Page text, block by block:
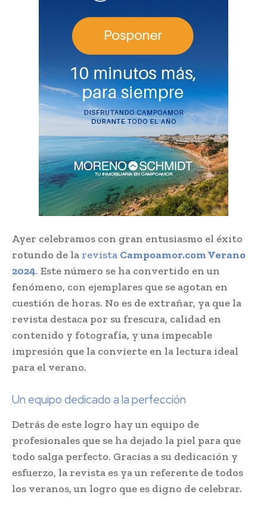
Ayer celebramos con gran entusiasmo el éxito
rotundo de la revista Campoamor.com Verano
2024. Este número se ha convertido en un
fenómeno, con ejemplares que se agotan en
cuestión de horas. No es de extrañar, ya que la
revista destaca por su frescura, calidad en
contenido y fotografía, y una impecable
impresión que la convierte en la lectura ideal
para el verano.
Un equipo dedicado a la perfección
Detrás de este logro hay un equipo de
profesionales que se ha dejado la piel para que
todo salga perfecto. Gracias a su dedicación y
esfuerzo, la revista es ya un referente de todos
los veranos, un logro que es digno de celebrar.